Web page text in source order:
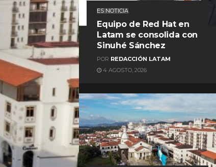
ES NOTICIA
Equipo de Red Hat en
Latam se consolida con
Sinuhé Sánchez
POR REDACCIÓN LATAM
4 AGOSTO, 2026